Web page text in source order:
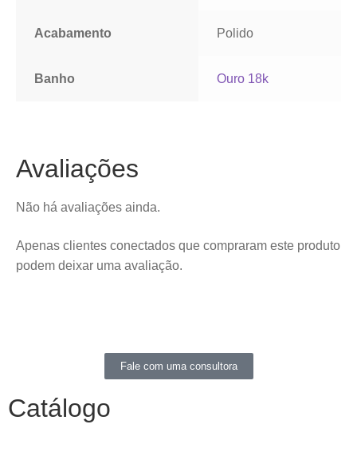
Acabamento Polido
Banho Ouro 18k
Avaliações
Não há avaliações ainda.
Apenas clientes conectados que compraram este produto
podem deixar uma avaliação.
Fale com uma consultora
Catálogo